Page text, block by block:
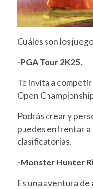
Cuáles son los
-PGA Tour 2K25.
Te invita a
Open
Podrás crear y
puedes enfrentar a
clasificatorias.
-Monster Hunter
Es una aventura